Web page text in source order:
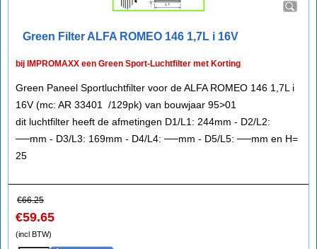
Green Filter ALFA ROMEO 146 1,7L i 16V
bij IMPROMAXX een Green Sport-Luchtfilter met Korting
Green Paneel Sportluchtfilter voor de ALFA ROMEO 146 1,7L i
16V (mc: AR 33401 /129pk) van bouwjaar 95>01
dit luchtfilter heeft de afmetingen D1/L1: 244mm - D2/L2:
──mm - D3/L3: 169mm - D4/L4: ──mm - D5/L5: ──mm en H=
25
€66.25
€59.65
(incl BTW)